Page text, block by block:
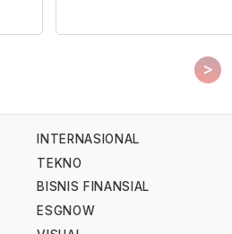
>
INTERNASIONAL
TEKNO
BISNIS FINANSIAL
ESGNOW